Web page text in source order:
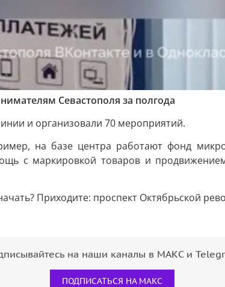
Севастополя за полгода
и организовали 70 мероприятий.
на базе центра работают фонд
с маркировкой товаров и
Приходите: проспект Октябрьской
на наши каналы в МАКС и
ПОДПИСАТЬСЯ НА МАКС